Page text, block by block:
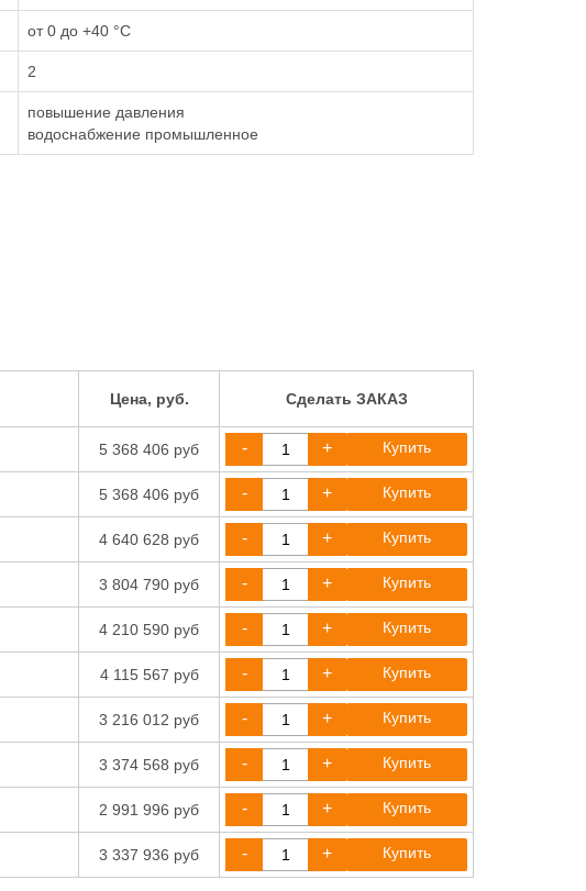
от 0 до +40 °С
2
повышение давления
водоснабжение промышленное
Цена, руб. Сделать ЗАКАЗ
5 368 406 руб - + Купить
5 368 406 руб - + Купить
4 640 628 руб - + Купить
3 804 790 руб - + Купить
4 210 590 руб - + Купить
4 115 567 руб - + Купить
3 216 012 руб - + Купить
3 374 568 руб - + Купить
2 991 996 руб - + Купить
3 337 936 руб - + Купить